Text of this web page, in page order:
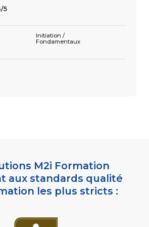
5
Initiation /
Fondamentaux
M2i Formation
aux standards qualité
les plus stricts :